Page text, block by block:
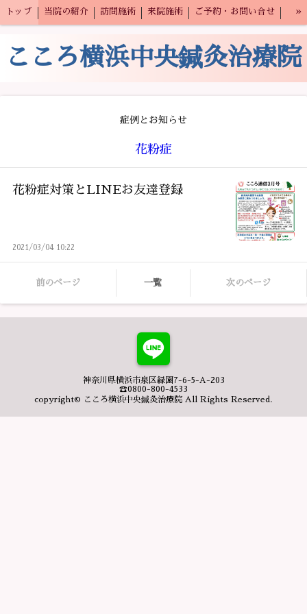
トップ 当院の紹介 訪問施術 来院施術 ご予約・お問い合せ »
こころ横浜中央鍼灸治療院
症例とお知らせ
花粉症
花粉症対策とLINEお友達登録
2021/03/04 10:22
前のページ 一覧 次のページ
神奈川県横浜市泉区緑園7-6-5-A-203
☎0800-800-4533
copyright© こころ横浜中央鍼灸治療院 All Rights Reserved.